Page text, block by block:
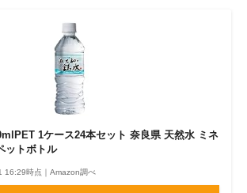
1ケース24本セット 奈良県 天然水 ミネ
ットボトル
16:29時点｜Amazon調べ